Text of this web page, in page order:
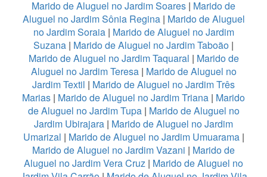
Marido de Aluguel no Jardim Soares | Marido de
Aluguel no Jardim Sônia Regina| Marido de Aluguel
no Jardim Soraia| Marido de Aluguel no Jardim
Suzana | Marido de Aluguel no Jardim Taboão |
Marido de Aluguel no Jardim Taquaral | Marido de
Aluguel no Jardim Teresa| Marido de Aluguel no
Jardim Textil | Marido de Aluguel no Jardim Três
Marias | Marido de Aluguel no Jardim Triana | Marido
de Aluguel no Jardim Tupa| Marido de Aluguel no
Jardim Ubirajara | Marido de Aluguel no Jardim
Umarizal | Marido de Aluguel no Jardim Umuarama|
Marido de Aluguel no Jardim Vazani | Marido de
Aluguel no Jardim Vera Cruz | Marido de Aluguel no